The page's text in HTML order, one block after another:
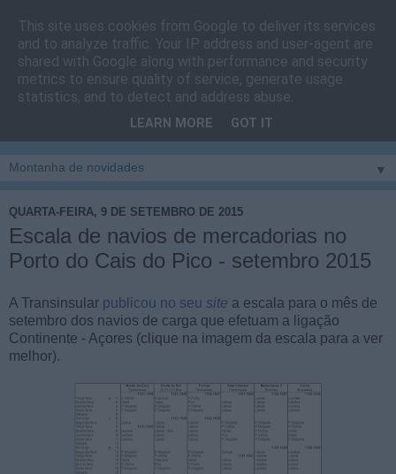
Cais do Pico
Blog sobre um pouco de tudo relacionado com a ilha
vila e ao concelho de São Roque do Pico
▼
QUARTA-FEIRA, 9 DE SETEMBRO DE 2015
Escala de navios de mercadorias no
Porto do Cais do Pico - setembro 2015
A Transinsular publicou no seu site a escala para o mês de
setembro dos navios de carga que efetuam a ligação
Continente - Açores (clique na imagem da escala para a ver
melhor).
This site uses cookies from Google to deliver its services
and to analyze traffic. Your IP address and user-agent are
shared with Google along with performance and security
metrics to ensure quality of service, generate usage
statistics, and to detect and address abuse.
LEARN MORE GOT IT